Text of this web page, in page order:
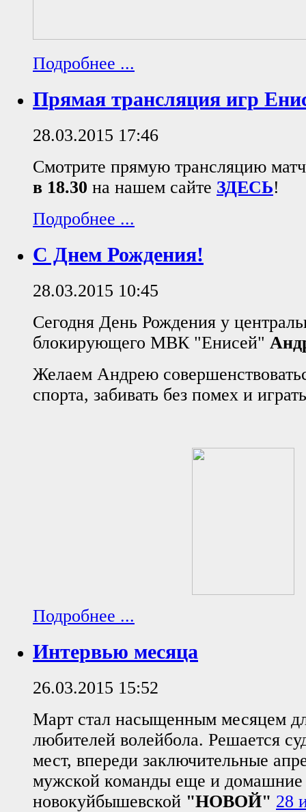
Подробнее ...
Прямая трансляция игр
28.03.2015 17:46
Смотрите прямую трансляцию
в 18.30 на нашем сайте ЗДЕСЬ!
Подробнее ...
С Днем Рождения!
28.03.2015 10:45
Сегодня День Рождения у
блокирующего МВК "Енисей"
Желаем Андрею
спорта, забивать без помех и
Подробнее ...
Интервью месяца
26.03.2015 15:52
Март стал насыщенным месяцем
любителей волейбола. Решается
мест, впереди заключительные
мужской команды еще и домашние
новокуйбышевской "НОВОЙ" 28